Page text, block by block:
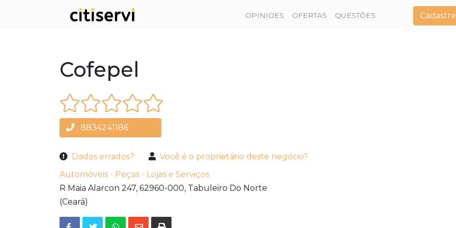
OPINIOES OFERTAS QUESTÕES
Cofepel
8834241186
Dados errados?
Você é o proprietário deste negócio?
Automóveis - Peças - Lojas e Serviços
R Maia Alarcon 247, 62960-000, Tabuleiro Do Norte
(Ceará)